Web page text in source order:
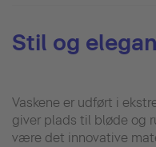
Stil og
Vaskene er udført i
giver plads til bløde og
være det innovative